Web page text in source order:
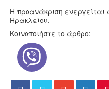
Η προανάκριση ενεργείται
Ηρακλείου.
Κοινοποιήστε το άρθρο: